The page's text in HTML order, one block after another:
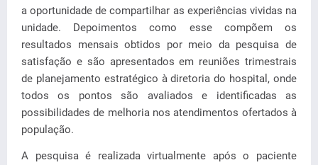
a oportunidade de compartilhar as experiências vividas na
unidade. Depoimentos como esse compõem os
resultados mensais obtidos por meio da pesquisa de
satisfação e são apresentados em reuniões trimestrais
de planejamento estratégico à diretoria do hospital, onde
todos os pontos são avaliados e identificadas as
possibilidades de melhoria nos atendimentos ofertados à
população.
A pesquisa é realizada virtualmente após o paciente